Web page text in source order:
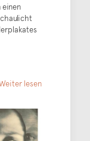
einen
lesen